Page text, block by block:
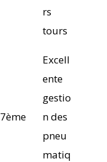
rs
tours
7ème
Excell
ente
gestio
n des
pneu
matiq